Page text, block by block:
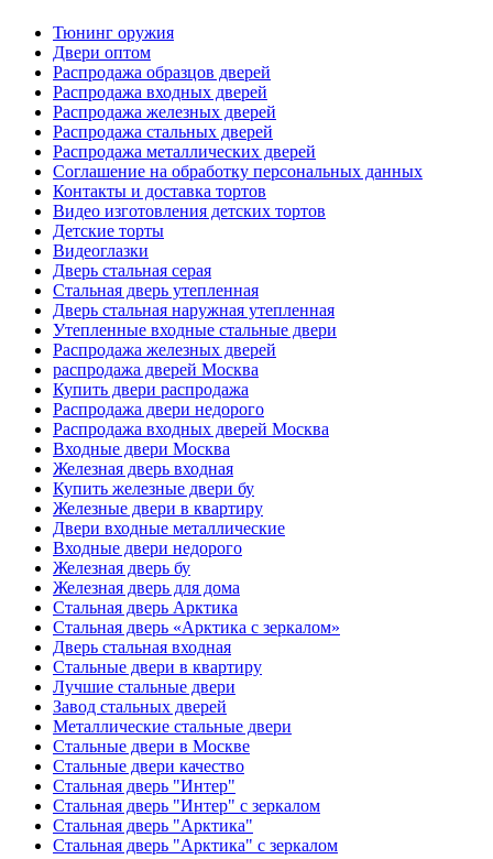
Тюнинг оружия
Двери оптом
Распродажа образцов дверей
Распродажа входных дверей
Распродажа железных дверей
Распродажа стальных дверей
Распродажа металлических дверей
Соглашение на обработку персональных данных
Контакты и доставка тортов
Видео изготовления детских тортов
Детские торты
Видеоглазки
Дверь стальная серая
Стальная дверь утепленная
Дверь стальная наружная утепленная
Утепленные входные стальные двери
Распродажа железных дверей
распродажа дверей Москва
Купить двери распродажа
Распродажа двери недорого
Распродажа входных дверей Москва
Входные двери Москва
Железная дверь входная
Купить железные двери бу
Железные двери в квартиру
Двери входные металлические
Входные двери недорого
Железная дверь бу
Железная дверь для дома
Стальная дверь Арктика
Стальная дверь «Арктика с зеркалом»
Дверь стальная входная
Стальные двери в квартиру
Лучшие стальные двери
Завод стальных дверей
Металлические стальные двери
Стальные двери в Москве
Стальные двери качество
Стальная дверь "Интер"
Стальная дверь "Интер" с зеркалом
Стальная дверь "Арктика"
Стальная дверь "Арктика" с зеркалом